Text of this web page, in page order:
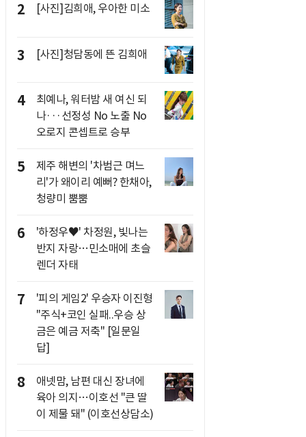
2 [사진]김희애, 우아한 미소
3 [사진]청담동에 뜬 김희애
4
최예나, 워터밤 새 여신 되
나···선정성 No 노출 No
오로지 콘셉트로 승부
5
제주 해변의 '차범근 며느
리'가 왜이리 예뻐? 한채아,
청량미 뿜뿜
6
'하정우♥' 차정원, 빛나는
반지 자랑…민소매에 초슬
렌더 자태
7
'피의 게임2' 우승자 이진형
"주식+코인 실패..우승 상
금은 예금 저축" [일문일
답]
8
애넷맘, 남편 대신 장녀에
육아 의지…이호선 "큰 딸
이 제물 돼" (이호선상담소)